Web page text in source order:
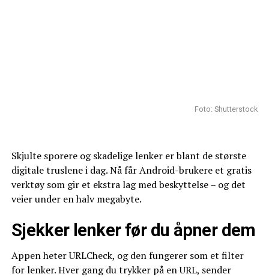
Foto: Shutterstock
Skjulte sporere og skadelige lenker er blant de største
digitale truslene i dag. Nå får Android-brukere et gratis
verktøy som gir et ekstra lag med beskyttelse – og det
veier under en halv megabyte.
Sjekker lenker før du åpner dem
Appen heter URLCheck, og den fungerer som et filter
for lenker. Hver gang du trykker på en URL, sender